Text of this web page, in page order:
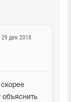
29 дек 2018
объяснить